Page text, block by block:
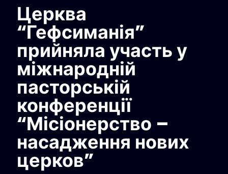
Церква
“Гефсиманія”
прийняла участь у
міжнародній
пасторській
конференції
“Місіонерство –
насадження нових
церков”